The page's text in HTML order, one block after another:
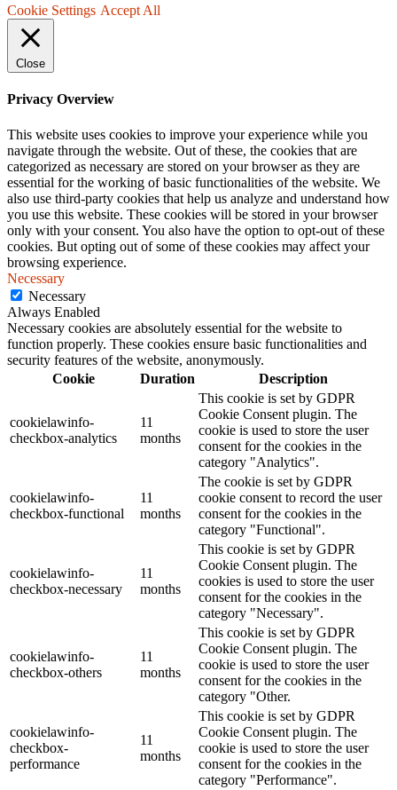
Cookie Settings Accept All
Close
Privacy Overview
This website uses cookies to improve your experience while you
navigate through the website. Out of these, the cookies that are
categorized as necessary are stored on your browser as they are
essential for the working of basic functionalities of the website. We
also use third-party cookies that help us analyze and understand how
you use this website. These cookies will be stored in your browser
only with your consent. You also have the option to opt-out of these
cookies. But opting out of some of these cookies may affect your
browsing experience.
Necessary
Necessary
Always Enabled
Necessary cookies are absolutely essential for the website to
function properly. These cookies ensure basic functionalities and
security features of the website, anonymously.
Cookie
Duration Description
cookielawinfo-
checkbox-analytics
11
months
This cookie is set by GDPR
Cookie Consent plugin. The
cookie is used to store the user
consent for the cookies in the
category "Analytics".
cookielawinfo-
checkbox-functional
11
months
The cookie is set by GDPR
cookie consent to record the user
consent for the cookies in the
category "Functional".
cookielawinfo-
checkbox-necessary
11
months
This cookie is set by GDPR
Cookie Consent plugin. The
cookies is used to store the user
consent for the cookies in the
category "Necessary".
cookielawinfo-
checkbox-others
11
months
This cookie is set by GDPR
Cookie Consent plugin. The
cookie is used to store the user
consent for the cookies in the
category "Other.
cookielawinfo-
checkbox-
performance
11
months
This cookie is set by GDPR
Cookie Consent plugin. The
cookie is used to store the user
consent for the cookies in the
category "Performance".